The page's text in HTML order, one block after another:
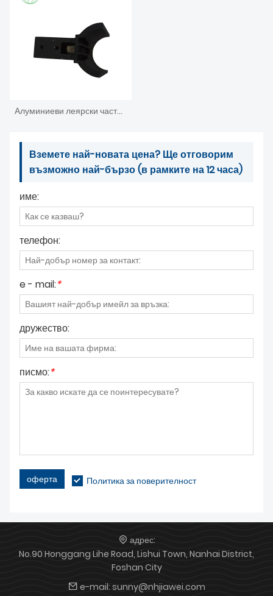
Алуминиеви леярски части за мебелно селско стопанство
Вземете най-новата цена? Ще отговорим
възможно най-бързо (в рамките на 12 часа)
име:
телефон:
e - mail:*
дружество:
писмо:*
оферта Политика за поверителност
адрес:
No.90 Honggang Lihe Road, Lishui Town, Nanhai District,
Foshan City
e-mail: sunny@nhjiawei.com